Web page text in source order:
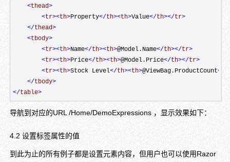
<thead>
<tr><th>Property</th><th>Value</th></tr>
</thead>
<tbody>
<tr><th>Name</th><th>@Model.Name</th></tr>
<tr><th>Price</th><th>@Model.Price</th></tr>
<tr><th>Stock Level</th><th>@ViewBag.ProductCount</
</tbody>
</table>
导航到对应的URL /Home/DemoExpressions ，显示效果如下：
4.2 设置标签属性的值
到此为止的所有例子都是设置元素内容，但用户也可以使用Razor